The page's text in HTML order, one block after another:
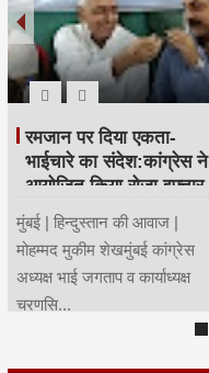
रमजान पर दिया एकता-
भाईचारे का संदेश:कांग्रेस ने
आयोजित किया रोजा इफ्तार
मुंबई | हिन्दुस्तान की आवाज |
मोहम्मद मुकीम शेखमुंबई कांग्रेस
अध्यक्ष भाई जगताप व कार्याध्यक्ष
चरणसि...